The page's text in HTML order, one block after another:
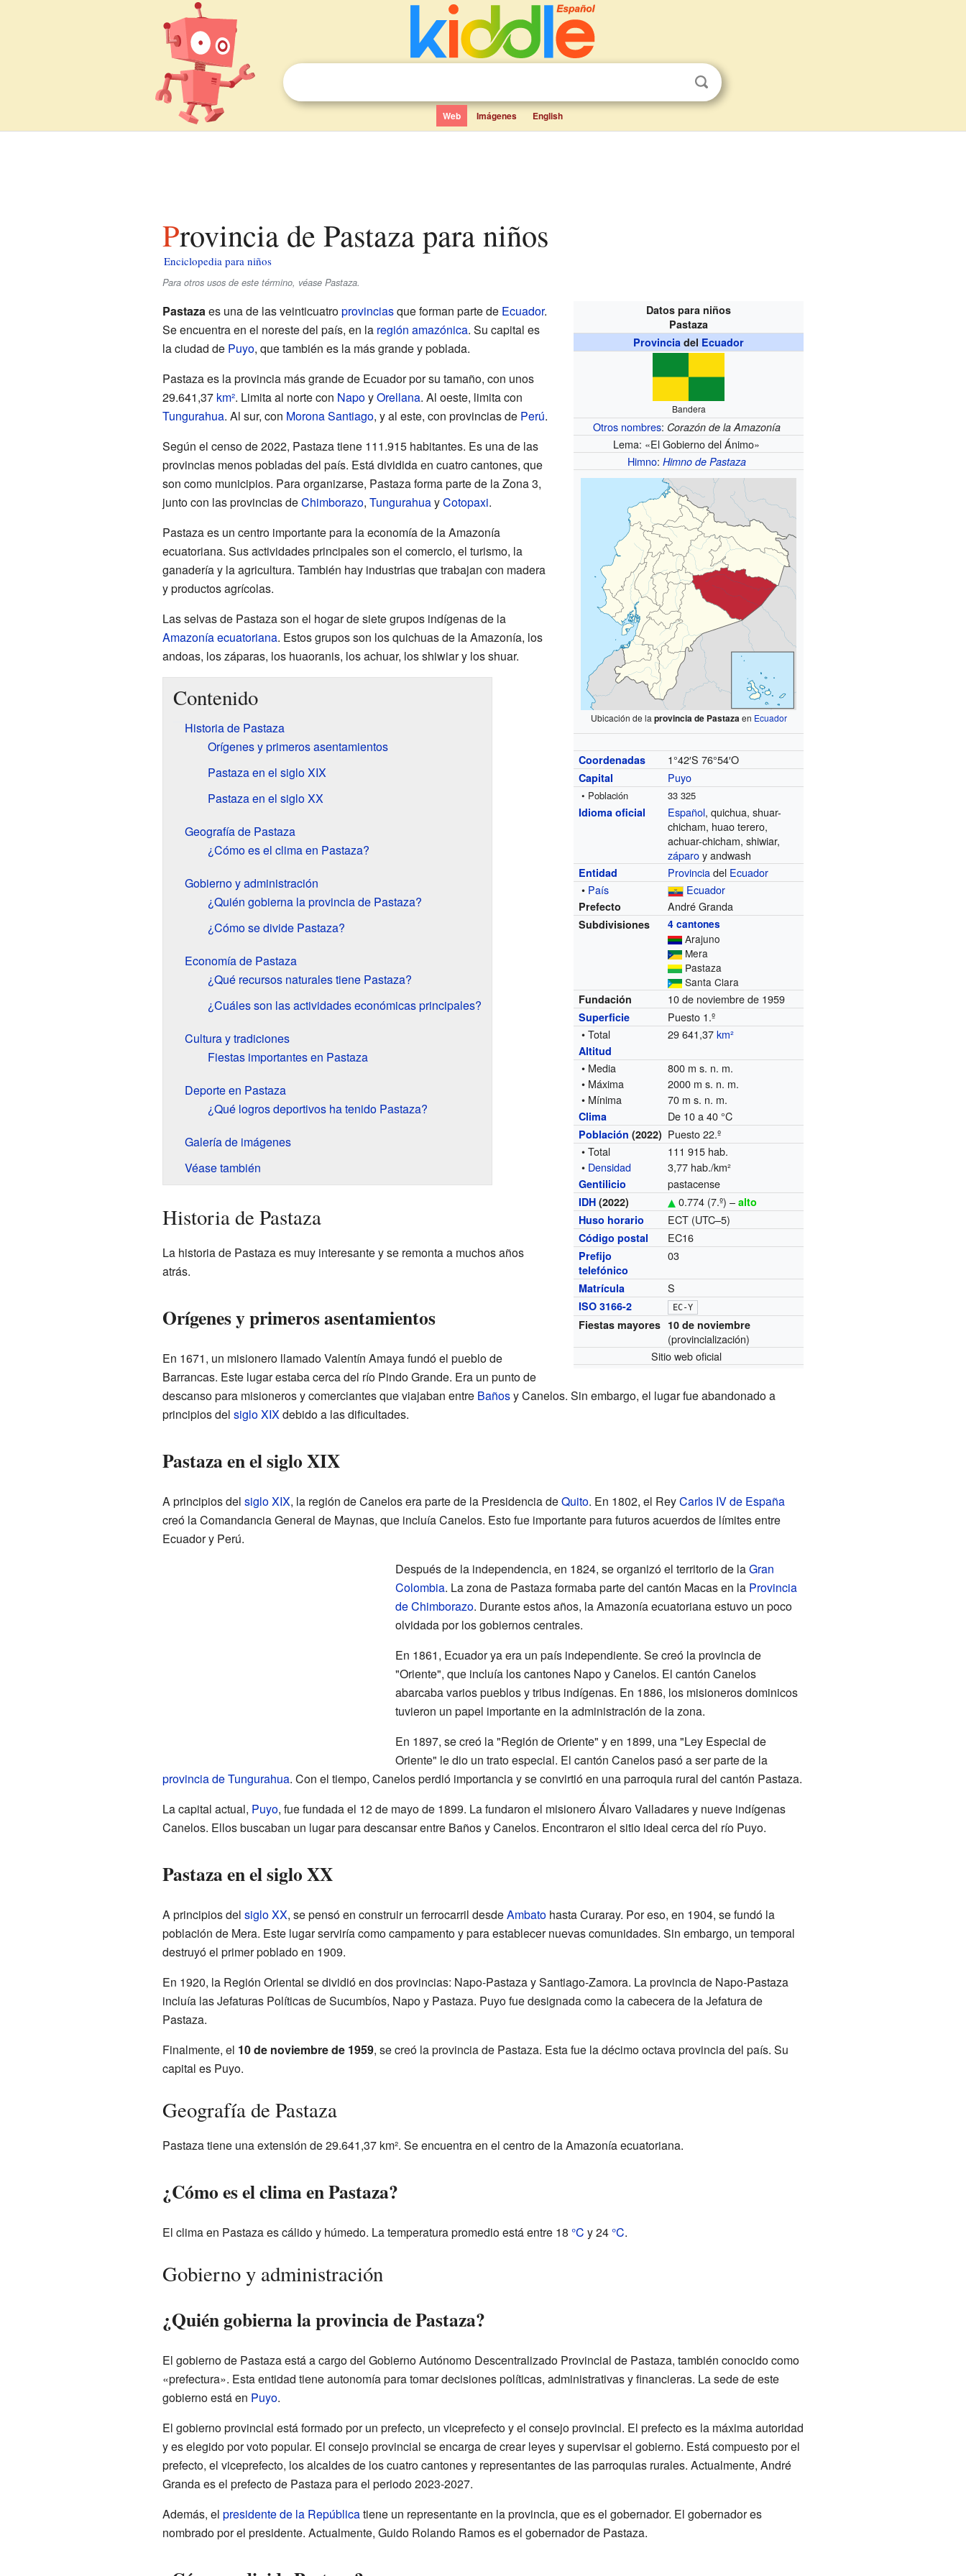
Web Imágenes English
Provincia de Pastaza para niños
Enciclopedia para niños
Para otros usos de este término, véase Pastaza.
Datos para niños
Pastaza
Provincia del Ecuador
Bandera
Otros nombres: Corazón de la Amazonía
Lema: «El Gobierno del Ánimo»
Himno: Himno de Pastaza
Ubicación de la provincia de Pastazaen Ecuador
Coordenadas 1°42′S 76°54′O
Capital Puyo
• Población 33 325
Idioma oficial Español, quichua, shuar-
chicham, huao terero,
achuar-chicham, shiwiar,
záparoy andwash
Entidad Provinciadel Ecuador
• País Ecuador
Prefecto André Granda
Subdivisiones 4 cantones
Arajuno
Mera
Pastaza
Santa Clara
Fundación
10 de noviembre de 1959
Superficie
Puesto 1.º
• Total
29 641,37km²
Altitud
• Media
800 m s. n. m.
• Máxima
2000 m s. n. m.
• Mínima
70 m s. n. m.
Clima De 10 a 40 °C
Población (2022) Puesto 22.º
• Total
111 915 hab.
• Densidad 3,77 hab./km²
Gentilicio pastacense
IDH (2022) 0.774 (7.º) –alto
Huso horario
ECT (UTC–5)
Código postal EC16
Prefijo
telefónico
03
Matrícula S
ISO 3166-2 EC-Y
Fiestas mayores 10 de noviembre
(provincialización)
Sitio web oficial
Pastazaes una de las veinticuatroprovinciasque forman parte de Ecuador.
Se encuentra en el noreste del país, en la región amazónica. Su capital es
la ciudad de Puyo, que también es la más grande y poblada.
Pastaza es la provincia más grande de Ecuador por su tamaño, con unos
29.641,37 km². Limita al norte con NapoyOrellana. Al oeste, limita con
Tungurahua. Al sur, con Morona Santiago, y al este, con provincias de Perú.
Según el censo de 2022, Pastaza tiene 111.915 habitantes. Es una de las
provincias menos pobladas del país. Está dividida en cuatro cantones, que
son como municipios. Para organizarse, Pastaza forma parte de la Zona 3,
junto con las provincias deChimborazo, TungurahuayCotopaxi.
Pastaza es un centro importante para la economía de la Amazonía
ecuatoriana. Sus actividades principales son el comercio, el turismo, la
ganadería y la agricultura. También hay industrias que trabajan con madera
y productos agrícolas.
Las selvas de Pastaza son el hogar de siete grupos indígenas de la
Amazonía ecuatoriana. Estos grupos son los quichuas de la Amazonía, los
andoas, los záparas, los huaoranis, los achuar, los shiwiar y los shuar.
Contenido
Historia de Pastaza
Orígenes y primeros asentamientos
Pastaza en el siglo XIX
Pastaza en el siglo XX
Geografía de Pastaza
¿Cómo es el clima en Pastaza?
Gobierno y administración
¿Quién gobierna la provincia de Pastaza?
¿Cómo se divide Pastaza?
Economía de Pastaza
¿Qué recursos naturales tiene Pastaza?
¿Cuáles son las actividades económicas principales?
Cultura y tradiciones
Fiestas importantes en Pastaza
Deporte en Pastaza
¿Qué logros deportivos ha tenido Pastaza?
Galería de imágenes
Véase también
Historia de Pastaza
La historia de Pastaza es muy interesante y se remonta a muchos años
atrás.
Orígenes y primeros asentamientos
En 1671, un misionero llamado Valentín Amaya fundó el pueblo de
Barrancas. Este lugar estaba cerca del río Pindo Grande. Era un punto de
descanso para misioneros y comerciantes que viajaban entre Bañosy Canelos. Sin embargo, el lugar fue abandonado a
principios del siglo XIXdebido a las dificultades.
Pastaza en el siglo XIX
A principios del siglo XIX, la región de Canelos era parte de la Presidencia deQuito. En 1802, el ReyCarlos IV de España
creó la Comandancia General de Maynas, que incluía Canelos. Esto fue importante para futuros acuerdos de límites entre
Ecuador y Perú.
Después de la independencia, en 1824, se organizó el territorio de laGran
Colombia. La zona de Pastaza formaba parte del cantón Macas en la Provincia
de Chimborazo. Durante estos años, la Amazonía ecuatoriana estuvo un poco
olvidada por los gobiernos centrales.
En 1861, Ecuador ya era un país independiente. Se creó la provincia de
"Oriente", que incluía los cantones Napo y Canelos. El cantón Canelos
abarcaba varios pueblos y tribus indígenas. En 1886, los misioneros dominicos
tuvieron un papel importante en la administración de la zona.
En 1897, se creó la "Región de Oriente" y en 1899, una "Ley Especial de
Oriente" le dio un trato especial. El cantón Canelos pasó a ser parte de la
provincia de Tungurahua. Con el tiempo, Canelos perdió importancia y se convirtió en una parroquia rural del cantón Pastaza.
La capital actual, Puyo, fue fundada el 12 de mayo de 1899. La fundaron el misionero Álvaro Valladares y nueve indígenas
Canelos. Ellos buscaban un lugar para descansar entre Baños y Canelos. Encontraron el sitio ideal cerca del río Puyo.
Pastaza en el siglo XX
A principios del siglo XX, se pensó en construir un ferrocarril desdeAmbatohasta Curaray. Por eso, en 1904, se fundó la
población de Mera. Este lugar serviría como campamento y para establecer nuevas comunidades. Sin embargo, un temporal
destruyó el primer poblado en 1909.
En 1920, la Región Oriental se dividió en dos provincias: Napo-Pastaza y Santiago-Zamora. La provincia de Napo-Pastaza
incluía las Jefaturas Políticas de Sucumbíos, Napo y Pastaza. Puyo fue designada como la cabecera de la Jefatura de
Pastaza.
Finalmente, el 10 de noviembre de 1959, se creó la provincia de Pastaza. Esta fue la décimo octava provincia del país. Su
capital es Puyo.
Geografía de Pastaza
Pastaza tiene una extensión de 29.641,37 km². Se encuentra en el centro de la Amazonía ecuatoriana.
¿Cómo es el clima en Pastaza?
El clima en Pastaza es cálido y húmedo. La temperatura promedio está entre 18 °C y 24 °C.
Gobierno y administración
¿Quién gobierna la provincia de Pastaza?
El gobierno de Pastaza está a cargo del Gobierno Autónomo Descentralizado Provincial de Pastaza, también conocido como
«prefectura». Esta entidad tiene autonomía para tomar decisiones políticas, administrativas y financieras. La sede de este
gobierno está en Puyo.
El gobierno provincial está formado por un prefecto, un viceprefecto y el consejo provincial. El prefecto es la máxima autoridad
y es elegido por voto popular. El consejo provincial se encarga de crear leyes y supervisar el gobierno. Está compuesto por el
prefecto, el viceprefecto, los alcaldes de los cuatro cantones y representantes de las parroquias rurales. Actualmente, André
Granda es el prefecto de Pastaza para el periodo 2023-2027.
Además, el presidente de la Repúblicatiene un representante en la provincia, que es el gobernador. El gobernador es
nombrado por el presidente. Actualmente, Guido Rolando Ramos es el gobernador de Pastaza.